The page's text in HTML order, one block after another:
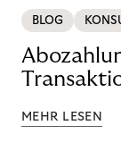
BLOG
MEHR LESEN